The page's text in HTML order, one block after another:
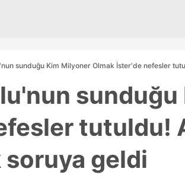
sunduğu Kim Milyoner Olmak İster'de nefesler
tutuldu!
soruya geldi